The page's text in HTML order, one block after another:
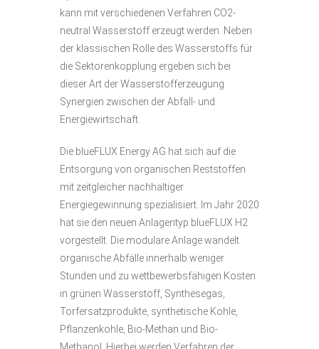
kann mit verschiedenen Verfahren CO2-
neutral Wasserstoff erzeugt werden. Neben
der klassischen Rolle des Wasserstoffs für
die Sektorenkopplung ergeben sich bei
dieser Art der Wasserstofferzeugung
Synergien zwischen der Abfall- und
Energiewirtschaft.
Die blueFLUX Energy AG hat sich auf die
Entsorgung von organischen Reststoffen
mit zeitgleicher nachhaltiger
Energiegewinnung spezialisiert. Im Jahr 2020
hat sie den neuen Anlagentyp blueFLUX H2
vorgestellt. Die modulare Anlage wandelt
organische Abfälle innerhalb weniger
Stunden und zu wettbewerbsfähigen Kosten
in grünen Wasserstoff, Synthesegas,
Torfersatzprodukte, synthetische Kohle,
Pflanzenkohle, Bio-Methan und Bio-
Methanol. Hierbei werden Verfahren der